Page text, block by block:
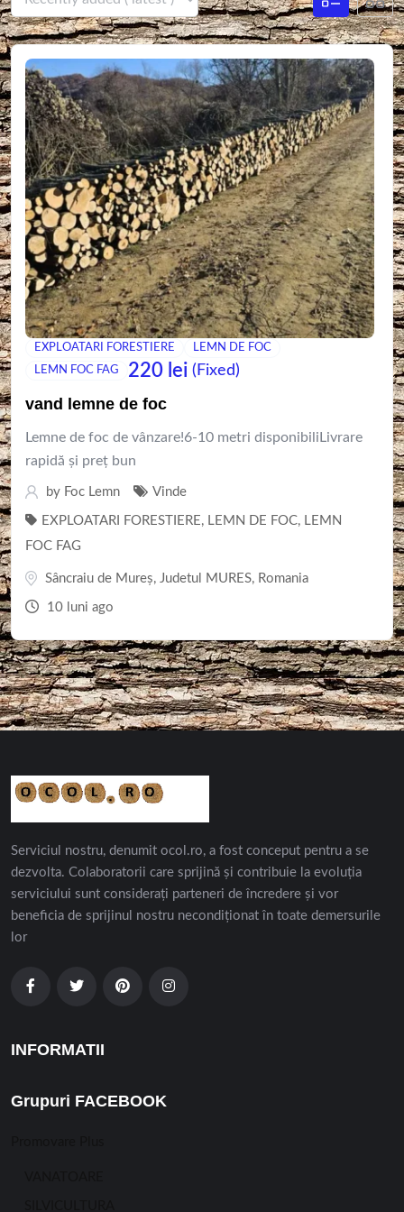
EXPLOATARI FORESTIERE
LEMN DE FOC
LEMN FOC FAG
220 lei (Fixed)
vand lemne de foc
Lemne de foc de vânzare!6-10 metri disponibiliLivrare
rapidă și preț bun
by Foc Lemn Vinde
EXPLOATARI FORESTIERE, LEMN DE FOC, LEMN
FOC FAG
Sâncraiu de Mureș, Judetul MURES, Romania
10 luni ago
Serviciul nostru, denumit ocol.ro, a fost conceput pentru a se
dezvolta. Colaboratorii care sprijină și contribuie la evoluția
serviciului sunt considerați parteneri de încredere și vor
beneficia de sprijinul nostru necondiționat în toate demersurile
lor
INFORMATII
Grupuri FACEBOOK